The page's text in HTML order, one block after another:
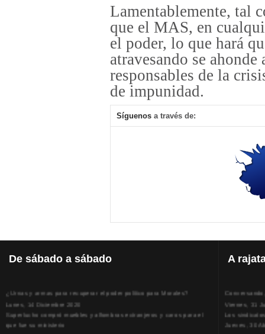
Lamentablemente, tal
que el MAS, en
el poder, lo que hará
atravesando se
responsables de la
de impunidad.
Síguenos a través de:
De sábado a sábado
¿Urnas y armas para recuperar el poder político para Morales?
que fue su ministerio
A
Jueves, 30